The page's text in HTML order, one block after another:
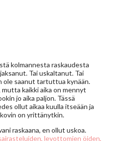
kolmannesta raskaudesta
Tai uskaltanut. Tai
ole saanut tartuttua kynään.
kaikki aika on mennyt
jo aika paljon. Tässä
ollut aikaa kuulla itseään ja
on yrittänytkin.
raskaana, en ollut uskoa.
levottomien öiden,